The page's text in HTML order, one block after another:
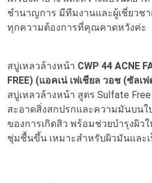
ชำนาญการ มีทีมงานและผู้เชี่ยวช
ทุกความต้องการที่คุณคาดหวังค่ะ
สบู่เหลวล้างหน้า CWP 44 ACNE
FREE) (แอคเน่ เฟเชียล วอช (ซัลเ
สบู่เหลวล้างหน้า สูตร Sulfate
สะอาดสิ่งสกปรกและความมันบนใ
ของการเกิดสิว พร้อมช่วยบำรุงผิว
ชุ่มชื้นขึ้น เหมาะสำหรับผิวมันและเ